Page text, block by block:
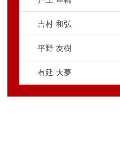
吉村 和弘
平野 友樹
有延 大夢